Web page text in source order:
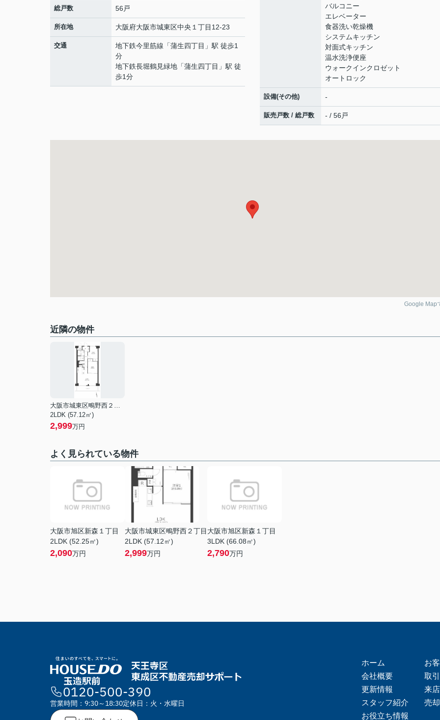
総戸数 56戸
所在地 大阪府大阪市城東区中央 １丁目12-23
交通 地下鉄今里筋線 「蒲生四丁目 」駅 徒歩1
分
地下鉄長堀鶴見緑地 「蒲生四丁目 」駅 徒
歩1分
バルコニー
エレベーター
食器洗い乾燥機
システムキッチン
対面式キッチン
温水洗浄便座
ウォークインクロゼット
オートロック
設備(その他) -
販売戸数 / 総戸数 - / 56戸
Google Map
近隣の物件
大阪市城東区鴫野西２丁目
2LDK (57.12㎡)
2,999万円
よく見られている物件
大阪市旭区新森１丁目
2LDK (52.25㎡)
2,090万円
大阪市城東区鴫野西２丁目
2LDK (57.12㎡)
2,999万円
大阪市旭区新森１丁目
3LDK (66.08㎡)
2,790万円
0120-500-390
営業時間：9:30～18:30定休日：火・水曜日
ホーム
会社概要
更新情報
スタッフ紹介
お役立ち情報
お
取
来
売